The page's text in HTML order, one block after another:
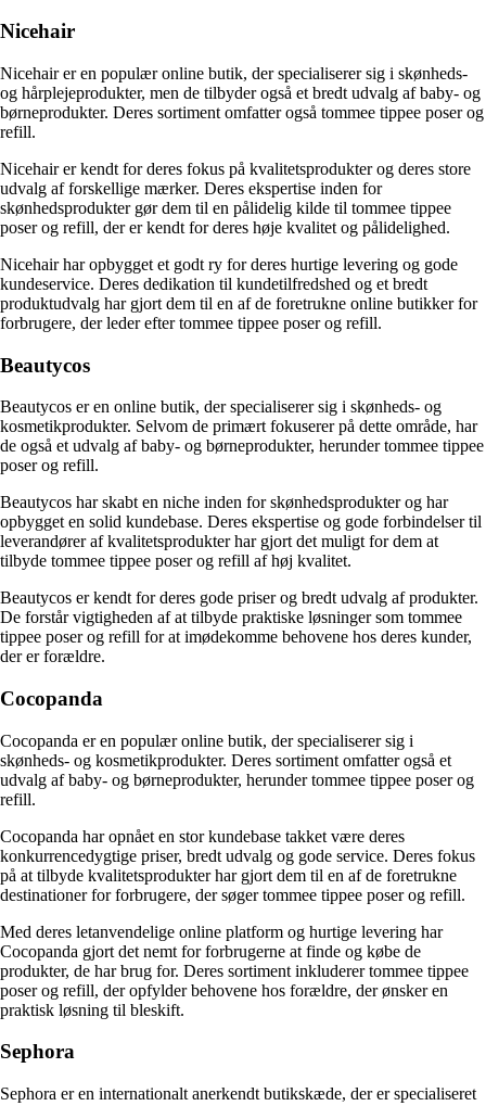
Nicehair
Nicehair er en populær online butik, der specialiserer sig i skønheds-
og hårplejeprodukter, men de tilbyder også et bredt udvalg af baby- og
børneprodukter. Deres sortiment omfatter også tommee tippee poser og
refill.
Nicehair er kendt for deres fokus på kvalitetsprodukter og deres store
udvalg af forskellige mærker. Deres ekspertise inden for
skønhedsprodukter gør dem til en pålidelig kilde til tommee tippee
poser og refill, der er kendt for deres høje kvalitet og pålidelighed.
Nicehair har opbygget et godt ry for deres hurtige levering og gode
kundeservice. Deres dedikation til kundetilfredshed og et bredt
produktudvalg har gjort dem til en af de foretrukne online butikker for
forbrugere, der leder efter tommee tippee poser og refill.
Beautycos
Beautycos er en online butik, der specialiserer sig i skønheds- og
kosmetikprodukter. Selvom de primært fokuserer på dette område, har
de også et udvalg af baby- og børneprodukter, herunder tommee tippee
poser og refill.
Beautycos har skabt en niche inden for skønhedsprodukter og har
opbygget en solid kundebase. Deres ekspertise og gode forbindelser til
leverandører af kvalitetsprodukter har gjort det muligt for dem at
tilbyde tommee tippee poser og refill af høj kvalitet.
Beautycos er kendt for deres gode priser og bredt udvalg af produkter.
De forstår vigtigheden af at tilbyde praktiske løsninger som tommee
tippee poser og refill for at imødekomme behovene hos deres kunder,
der er forældre.
Cocopanda
Cocopanda er en populær online butik, der specialiserer sig i
skønheds- og kosmetikprodukter. Deres sortiment omfatter også et
udvalg af baby- og børneprodukter, herunder tommee tippee poser og
refill.
Cocopanda har opnået en stor kundebase takket være deres
konkurrencedygtige priser, bredt udvalg og gode service. Deres fokus
på at tilbyde kvalitetsprodukter har gjort dem til en af de foretrukne
destinationer for forbrugere, der søger tommee tippee poser og refill.
Med deres letanvendelige online platform og hurtige levering har
Cocopanda gjort det nemt for forbrugerne at finde og købe de
produkter, de har brug for. Deres sortiment inkluderer tommee tippee
poser og refill, der opfylder behovene hos forældre, der ønsker en
praktisk løsning til bleskift.
Sephora
Sephora er en internationalt anerkendt butikskæde, der er specialiseret